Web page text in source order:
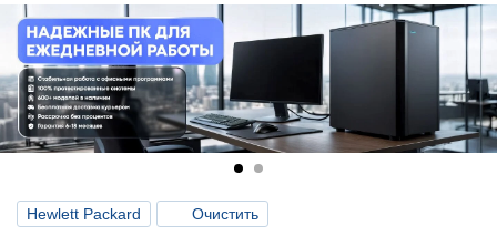
Hewlett Packard Очистить